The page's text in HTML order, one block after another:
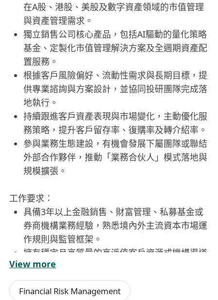
在A股、港股、美股及數字資產領域的市值管理
與資產管理需求。
獨立銷售公司核心產品，包括AI驅動的量化策略
基金、定製化市值管理解決方案及全週期資產配
置服務。
根據客戶風險偏好、流動性需求與長期目標，提
供專業諮詢與方案設計，並協同投研團隊完成落
地執行。
持續跟進客戶資產表現與市場變化，主動優化服
務策略，提升客戶留存率、復購率及轉介紹率。
參與業務生態建設，有機會發展下屬團隊或聯結
外部合作夥伴，推動「業務合伙人」模式落地與
規模擴張。
工作要求：
具備3年以上金融銷售、財富管理、私募基金或
券商機構業務經驗，熟悉境內外主流資本市場運
作規則與監管框架。
擁有穩定且高質量的高淨值客戶資源或機構渠道
網絡，能快速啟動業務並實現業績轉化。
對AI量化技術、市值管理邏輯及數字資產市場具
備基本認知，學習意願強，能理解並傳遞產品核
View more
Financial Risk Management